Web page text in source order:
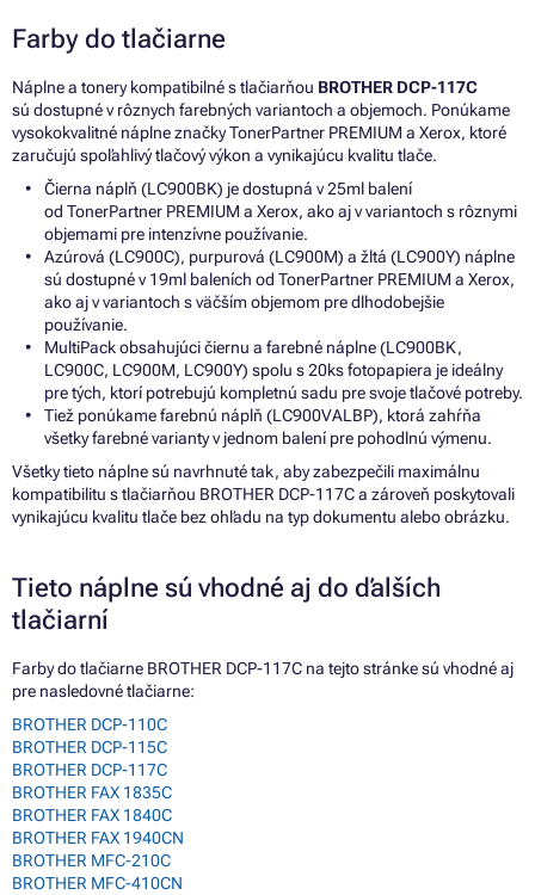
Farby do tlačiarne
Náplne a tonery kompatibilné s tlačiarňou BROTHER DCP-117C
sú dostupné v rôznych farebných variantoch a objemoch. Ponúkame
vysokokvalitné náplne značky TonerPartner PREMIUM a Xerox, ktoré
zaručujú spoľahlivý tlačový výkon a vynikajúcu kvalitu tlače.
Čierna náplň (LC900BK) je dostupná v 25ml balení
od TonerPartner PREMIUM a Xerox, ako aj v variantoch s rôznymi
objemami pre intenzívne používanie.
Azúrová (LC900C), purpurová (LC900M) a žltá (LC900Y) náplne
sú dostupné v 19ml baleních od TonerPartner PREMIUM a Xerox,
ako aj v variantoch s väčším objemom pre dlhodobejšie
používanie.
MultiPack obsahujúci čiernu a farebné náplne (LC900BK,
LC900C, LC900M, LC900Y) spolu s 20ks fotopapiera je ideálny
pre tých, ktorí potrebujú kompletnú sadu pre svoje tlačové potreby.
Tiež ponúkame farebnú náplň (LC900VALBP), ktorá zahŕňa
všetky farebné varianty v jednom balení pre pohodlnú výmenu.
Všetky tieto náplne sú navrhnuté tak, aby zabezpečili maximálnu
kompatibilitu s tlačiarňou BROTHER DCP-117C a zároveň poskytovali
vynikajúcu kvalitu tlače bez ohľadu na typ dokumentu alebo obrázku.
Tieto náplne sú vhodné aj do ďalších
tlačiarní
Farby do tlačiarne BROTHER DCP-117C na tejto stránke sú vhodné aj
pre nasledovné tlačiarne:
BROTHER DCP-110C
BROTHER DCP-115C
BROTHER DCP-117C
BROTHER FAX 1835C
BROTHER FAX 1840C
BROTHER FAX 1940CN
BROTHER MFC-210C
BROTHER MFC-410CN